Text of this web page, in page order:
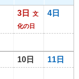
3日
文
化の日
4日
10日 11日